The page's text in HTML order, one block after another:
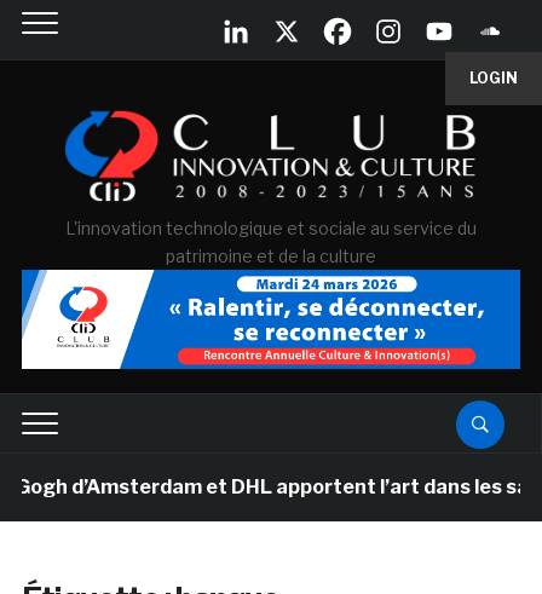
LOGIN
L'innovation technologique et sociale au service du
patrimoine et de la culture
d’Amsterdam et DHL apportent l’art dans les salles